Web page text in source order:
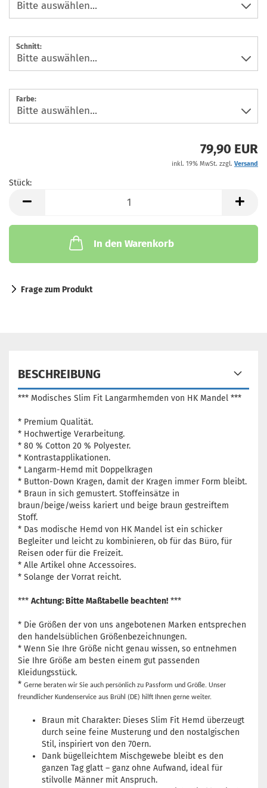
Schnitt:
Farbe:
79,90 EUR
inkl. 19% MwSt. zzgl. Versand
Stück:
In den Warenkorb
Frage zum Produkt
BESCHREIBUNG
*** Modisches Slim Fit Langarmhemden von HK Mandel ***
* Premium Qualität.
* Hochwertige Verarbeitung.
* 80 % Cotton 20 % Polyester.
* Kontrastapplikationen.
* Langarm-Hemd mit Doppelkragen
* Button-Down Kragen, damit der Kragen immer Form bleibt.
* Braun in sich gemustert. Stoffeinsätze in
braun/beige/weiss kariert und beige braun gestreiftem
Stoff.
* Das modische Hemd von HK Mandel ist ein schicker
Begleiter und leicht zu kombinieren, ob für das Büro, für
Reisen oder für die Freizeit.
* Alle Artikel ohne Accessoires.
* Solange der Vorrat reicht.
*** Achtung: Bitte Maßtabelle beachten! ***
* Die Größen der von uns angebotenen Marken entsprechen
den handelsüblichen Größenbezeichnungen.
* Wenn Sie Ihre Größe nicht genau wissen, so entnehmen
Sie Ihre Größe am besten einem gut passenden
Kleidungsstück.
* Gerne beraten wir Sie auch persönlich zu Passform und Größe. Unser
freundlicher Kundenservice aus Brühl (DE) hilft Ihnen gerne weiter.
Braun mit Charakter: Dieses Slim Fit Hemd überzeugt
durch seine feine Musterung und den nostalgischen
Stil, inspiriert von den 70ern.
Dank bügelleichtem Mischgewebe bleibt es den
ganzen Tag glatt – ganz ohne Aufwand, ideal für
stilvolle Männer mit Anspruch.